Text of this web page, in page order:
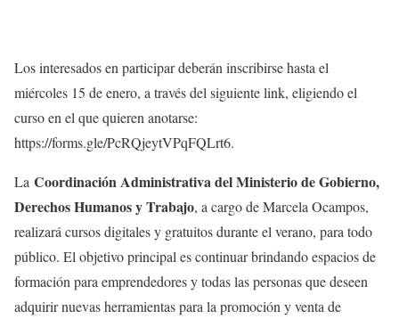
Los interesados en participar deberán inscribirse hasta el
miércoles 15 de enero, a través del siguiente link, eligiendo el
curso en el que quieren anotarse:
https://forms.gle/PcRQjeytVPqFQLrt6.
La Coordinación Administrativa del Ministerio de Gobierno,
Derechos Humanos y Trabajo, a cargo de Marcela Ocampos,
realizará cursos digitales y gratuitos durante el verano, para todo
público. El objetivo principal es continuar brindando espacios de
formación para emprendedores y todas las personas que deseen
adquirir nuevas herramientas para la promoción y venta de